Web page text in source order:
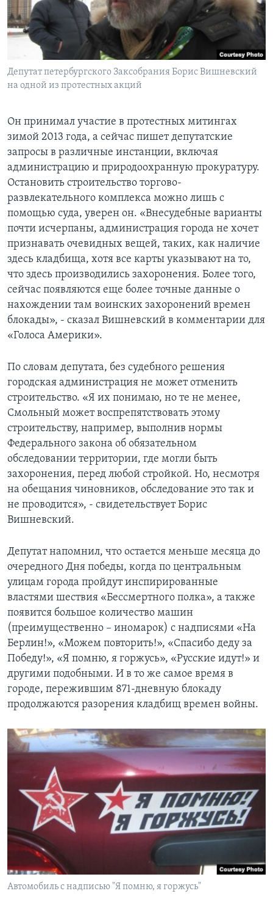
Депутат петербургского Заксобрания Борис Вишневский
на одной из протестных акций
Он принимал участие в протестных митингах
зимой 2013 года, а сейчас пишет депутатские
запросы в различные инстанции, включая
администрацию и природоохранную прокуратуру.
Остановить строительство торгово-
развлекательного комплекса можно лишь с
помощью суда, уверен он. «Внесудебные варианты
почти исчерпаны, администрация города не хочет
признавать очевидных вещей, таких, как наличие
здесь кладбища, хотя все карты указывают на то,
что здесь производились захоронения. Более того,
сейчас появляются еще более точные данные о
нахождении там воинских захоронений времен
блокады», - сказал Вишневский в комментарии для
«Голоса Америки».
По словам депутата, без судебного решения
городская администрация не может отменить
строительство. «Я их понимаю, но те не менее,
Смольный может воспрепятствовать этому
строительству, например, выполнив нормы
Федерального закона об обязательном
обследовании территории, где могли быть
захоронения, перед любой стройкой. Но, несмотря
на обещания чиновников, обследование это так и
не проводится», - свидетельствует Борис
Вишневский.
Депутат напомнил, что остается меньше месяца до
очередного Дня победы, когда по центральным
улицам города пройдут инспирированные
властями шествия «Бессмертного полка», а также
появится большое количество машин
(преимущественно – иномарок) с надписями «На
Берлин!», «Можем повторить!», «Спасибо деду за
Победу!», «Я помню, я горжусь», «Русские идут!» и
другими подобными. И в то же самое время в
городе, пережившим 871-дневную блокаду
продолжаются разорения кладбищ времен войны.
Автомобиль с надписью "Я помню, я горжусь"